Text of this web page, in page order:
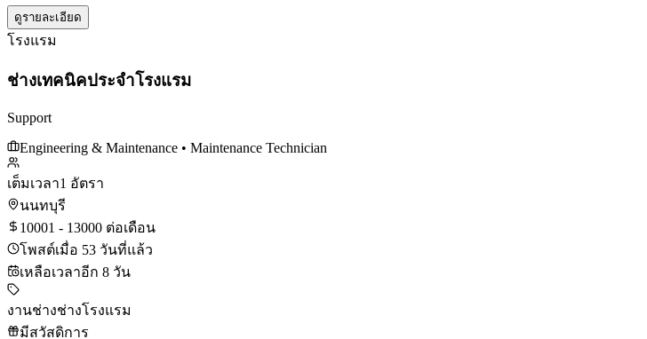
ดูรายละเอียด
โรงแรม
ช่างเทคนิคประจำโรงแรม
Support
Engineering & Maintenance • Maintenance Technician
เต็มเวลา1 อัตรา
นนทบุรี
10001 - 13000 ต่อเดือน
โพสต์เมื่อ 53 วันที่แล้ว
เหลือเวลาอีก 8 วัน
งานช่างช่างโรงแรม
มีสวัสดิการ